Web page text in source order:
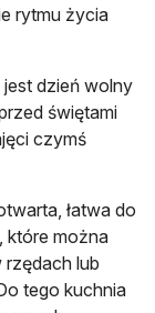
rytmu życia
jest dzień wolny
świętami
czymś
łatwa do
które można
rzędach lub
tego kuchnia